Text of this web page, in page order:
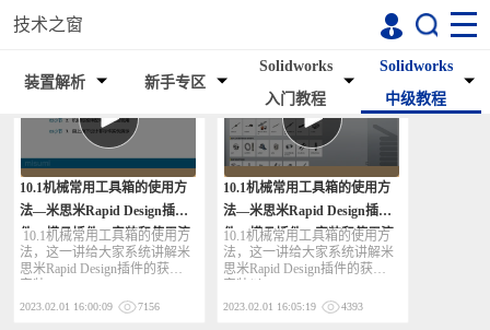
技术之窗
装置解析 新手专区
Solidworks
入门教程
Solidworks
中级教程
10.1机械常用工具箱的使用方
法—米思米Rapid Design插
件，模具插件，安装和使用演
示上集
10.1机械常用工具箱的使用方
法，这一讲给大家系统讲解米
思米Rapid Design插件的获取
2023.02.01 16:00:09 7156
10.1机械常用工具箱的使用方
法—米思米Rapid Design插
件，模具插件，安装和使用演
示下集
10.1机械常用工具箱的使用方
法，这一讲给大家系统讲解米
思米Rapid Design插件的获取
2023.02.01 16:05:19 4393